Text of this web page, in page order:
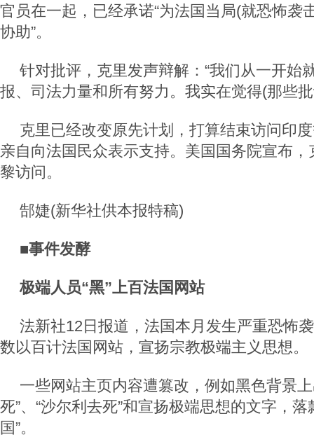
官员在一起，已经承诺“为法国当局(就恐怖袭
协助”。
针对批评，克里发声辩解：“我们从一开始
报、司法力量和所有努力。我实在觉得(那些
克里已经改变原先计划，打算结束访问印
亲自向法国民众表示支持。美国国务院宣布
黎访问。
郜婕(新华社供本报特稿)
■事件发酵
极端人员“黑”上百法国网站
法新社12日报道，法国本月发生严重恐怖
数以百计法国网站，宣扬宗教极端主义思想。
一些网站主页内容遭篡改，例如黑色背景
死”、“沙尔利去死”和宣扬极端思想的文字，落
国”。